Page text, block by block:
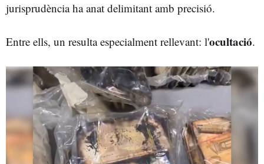
jurisprudència ha anat delimitant amb precisió.
Entre ells, un resulta especialment rellevant: l'ocultació.